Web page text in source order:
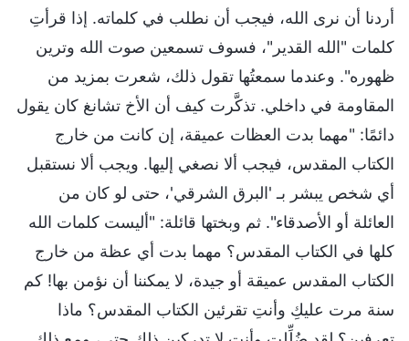
أردنا أن نرى الله، فيجب أن نطلب في كلماته. إذا قرأتِ
كلمات "الله القدير"، فسوف تسمعين صوت الله وترين
ظهوره". وعندما سمعتُها تقول ذلك، شعرت بمزيد من
المقاومة في داخلي. تذكَّرت كيف أن الأخ تشانغ كان يقول
دائمًا: "مهما بدت العظات عميقة، إن كانت من خارج
الكتاب المقدس، فيجب ألا نصغي إليها. ويجب ألا نستقبل
أي شخص يبشر بـ 'البرق الشرقي'، حتى لو كان من
العائلة أو الأصدقاء". ثم وبختها قائلة: "أليست كلمات الله
كلها في الكتاب المقدس؟ مهما بدت أي عظة من خارج
الكتاب المقدس عميقة أو جيدة، لا يمكننا أن نؤمن بها! كم
سنة مرت عليكِ وأنتِ تقرئين الكتاب المقدس؟ ماذا